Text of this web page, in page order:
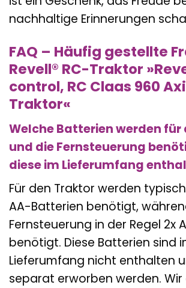
nachhaltige Erinnerungen
FAQ – Häufig gestellte
Revell® RC-Traktor
control, RC Claas 960
Traktor«
Welche Batterien werden für
und die Fernsteuerung
diese im Lieferumfang
Für den Traktor werden
AA-Batterien benötigt,
Fernsteuerung in der Regel 2x
benötigt. Diese Batterien sind
Lieferumfang nicht enthalten
separat erworben werden.